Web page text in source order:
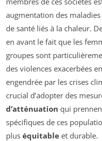
augmentation des
de santé liés à la chaleur.
en avant le fait que les
groupes sont
des violences exacerbées
engendrée par les crises
crucial d’adopter des
d’atténuation qui
spécifiques de ces
plus équitable et durable.